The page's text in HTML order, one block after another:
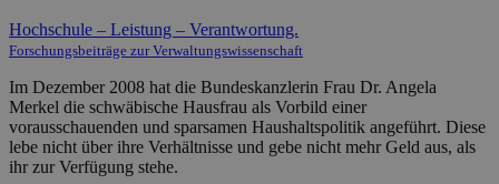
Hochschule – Leistung – Verantwortung.
Forschungsbeiträge zur Verwaltungswissenschaft
Im Dezember 2008 hat die Bundeskanzlerin Frau Dr. Angela
Merkel die schwäbische Hausfrau als Vorbild einer
vorausschauenden und sparsamen Haushaltspolitik angeführt. Diese
lebe nicht über ihre Verhältnisse und gebe nicht mehr Geld aus, als
ihr zur Verfügung stehe.